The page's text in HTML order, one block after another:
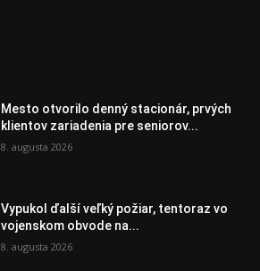
Mesto otvorilo denný stacionár, prvých
klientov zariadenia pre seniorov...
8. augusta 2026
Vypukol ďalší veľký požiar, tentoraz vo
vojenskom obvode na...
8. augusta 2026